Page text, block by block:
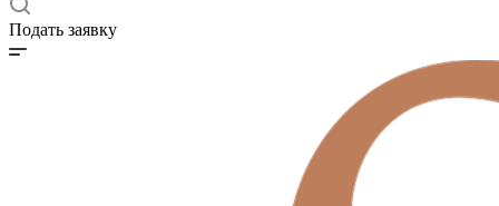
Подать заявку